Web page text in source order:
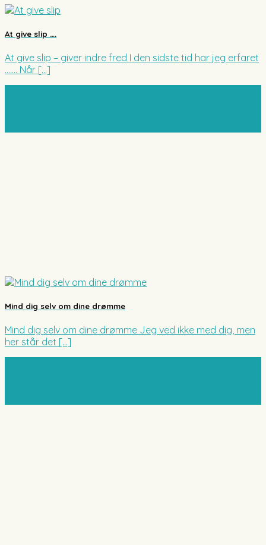
At give slip ….
At give slip – giver indre fred I den sidste tid har jeg erfaret
……. Når [...]
Mind dig selv om dine drømme
Mind dig selv om dine drømme Jeg ved ikke med dig, men
her står det [...]